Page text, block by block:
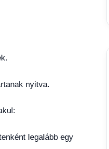
nyitva.
legalább egy